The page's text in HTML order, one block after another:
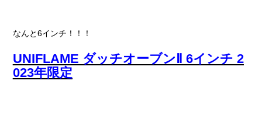
なんと6インチ！！！
UNIFLAME ダッチオーブンⅡ 6インチ 2
023年限定